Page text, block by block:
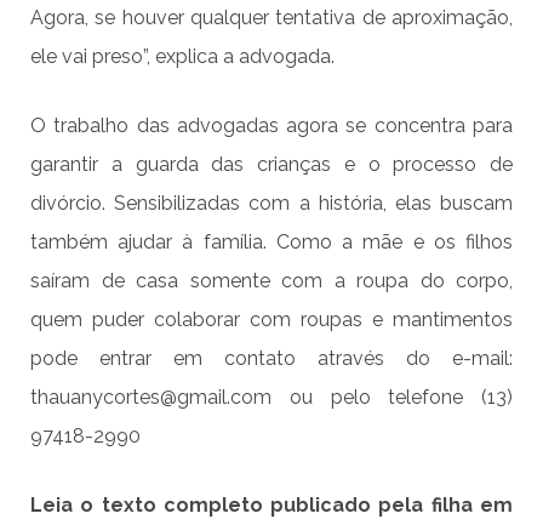
Agora, se houver qualquer tentativa de aproximação,
ele vai preso”, explica a advogada.
O trabalho das advogadas agora se concentra para
garantir a guarda das crianças e o processo de
divórcio. Sensibilizadas com a história, elas buscam
também ajudar à família. Como a mãe e os filhos
saíram de casa somente com a roupa do corpo,
quem puder colaborar com roupas e mantimentos
pode entrar em contato através do e-mail:
thauanycortes@gmail.com ou pelo telefone (13)
97418-2990
Leia o texto completo publicado pela filha em